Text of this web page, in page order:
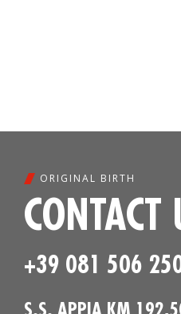
ORIGINAL BIRTH
CONTACT
+39 081 506